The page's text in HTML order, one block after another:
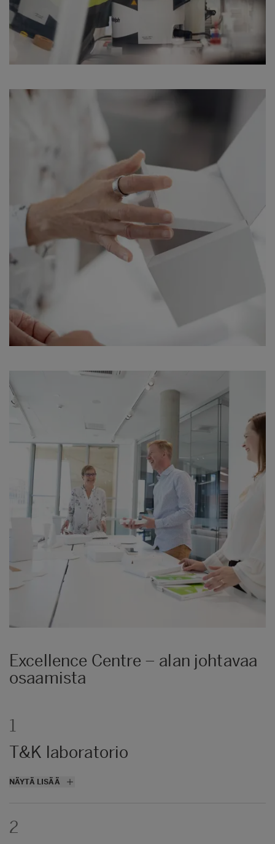
Excellence Centre – alan johtavaa
osaamista
1
T&K laboratorio
Pakkauksen suorituskyky
Materiaalikarakterisointi ja kemiallinen
NÄYTÄ LISÄÄ
2